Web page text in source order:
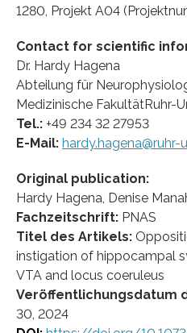
1280, Projekt A04
Contact for scientific
Dr. Hardy Hagena
Abteilung für
Medizinische FakultätRuhr-
Tel.: +49 234 32 27953
E-Mail:
Original publication:
Hardy Hagena, Denise
Fachzeitschrift: PNAS
Titel des Artikels:
instigation of hippocampal
VTA and locus coeruleus
Veröffentlichungsdatum
30, 2024